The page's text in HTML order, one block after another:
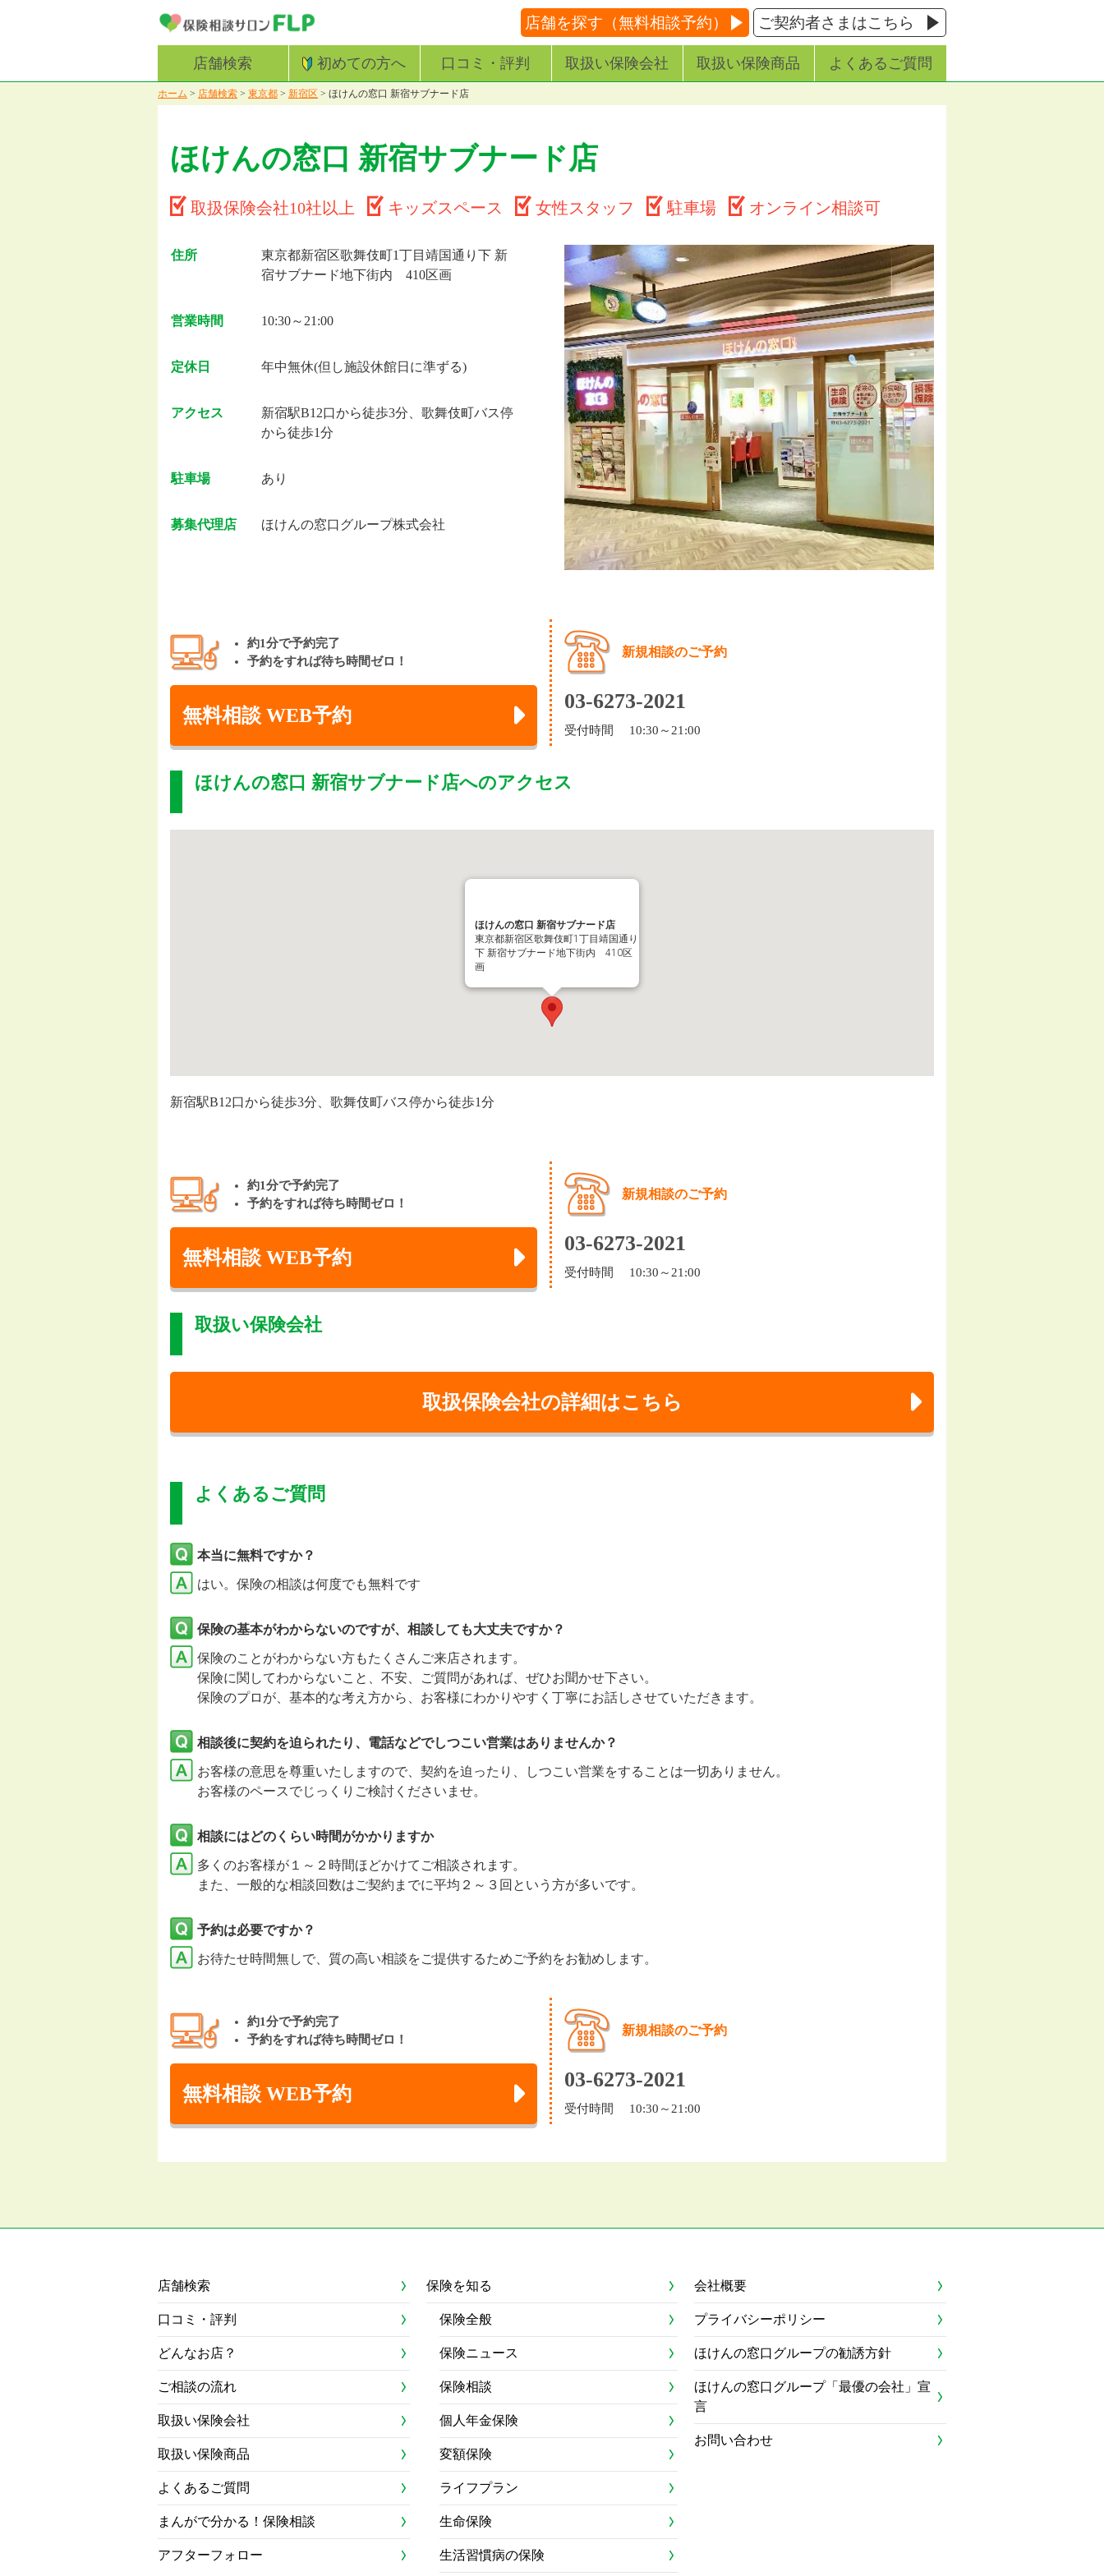
店舗を探す（無料相談予約） ご契約者さまはこちら
店舗検索 初めての方へ 口コミ・評判 取扱い保険会社 取扱い保険商品 よくあるご質問
ホーム > 店舗検索 > 東京都 > 新宿区 > ほけんの窓口 新宿サブナード店
ほけんの窓口 新宿サブナード店
取扱保険会社10社以上 キッズスペース 女性スタッフ 駐車場 オンライン相談可
住所
東京都新宿区歌舞伎町1丁目靖国通り下 新
宿サブナード地下街内 410区画
営業時間 10:30～21:00
定休日 年中無休(但し施設休館日に準ずる)
アクセス
新宿駅B12口から徒歩3分、歌舞伎町バス停
から徒歩1分
駐車場 あり
募集代理店 ほけんの窓口グループ株式会社
約1分で予約完了
予約をすれば待ち時間ゼロ！
無料相談 WEB予約
新規相談のご予約
03-6273-2021
受付時間 10:30～21:00
ほけんの窓口 新宿サブナード店へのアクセス
ほけんの窓口 新宿サブナード店
東京都新宿区歌舞伎町1丁目靖国通り
下 新宿サブナード地下街内 410区
画
新宿駅B12口から徒歩3分、歌舞伎町バス停から徒歩1分
約1分で予約完了
予約をすれば待ち時間ゼロ！
無料相談 WEB予約
新規相談のご予約
03-6273-2021
受付時間 10:30～21:00
取扱い保険会社
取扱保険会社の詳細はこちら
よくあるご質問
本当に無料ですか？
はい。保険の相談は何度でも無料です
保険の基本がわからないのですが、相談しても大丈夫ですか？
保険のことがわからない方もたくさんご来店されます。
保険に関してわからないこと、不安、ご質問があれば、ぜひお聞かせ下さい。
保険のプロが、基本的な考え方から、お客様にわかりやすく丁寧にお話しさせていただきます。
相談後に契約を迫られたり、電話などでしつこい営業はありませんか？
お客様の意思を尊重いたしますので、契約を迫ったり、しつこい営業をすることは一切ありません。
お客様のペースでじっくりご検討くださいませ。
相談にはどのくらい時間がかかりますか
多くのお客様が１～２時間ほどかけてご相談されます。
また、一般的な相談回数はご契約までに平均２～３回という方が多いです。
予約は必要ですか？
お待たせ時間無しで、質の高い相談をご提供するためご予約をお勧めします。
約1分で予約完了
予約をすれば待ち時間ゼロ！
無料相談 WEB予約
新規相談のご予約
03-6273-2021
受付時間 10:30～21:00
店舗検索
口コミ・評判
どんなお店？
ご相談の流れ
取扱い保険会社
取扱い保険商品
よくあるご質問
まんがで分かる！保険相談
アフターフォロー
保険を知る
保険全般
保険ニュース
保険相談
個人年金保険
変額保険
ライフプラン
生命保険
生活習慣病の保険
会社概要
プライバシーポリシー
ほけんの窓口グループの勧誘方針
ほけんの窓口グループ「最優の会社」宣
言
お問い合わせ